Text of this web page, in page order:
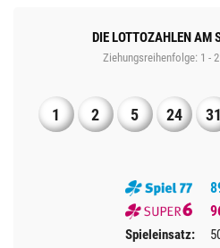
DIE LOTTOZAHLEN
Ziehungsreihenfolge: 1 - 2
1 2 5 24 31
Spieleinsatz: